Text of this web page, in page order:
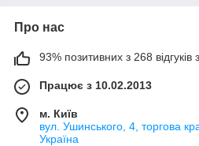
Про нас
93% позитивних з 268 відгуків
Працює з 10.02.2013
м. Київ
вул. Ушинського, 4, торгова
Україна